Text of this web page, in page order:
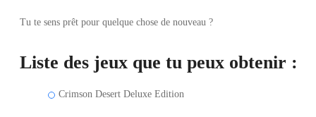
Tu te sens prêt pour quelque chose de nouveau ?
Liste des jeux que tu peux obtenir :
Crimson Desert Deluxe Edition